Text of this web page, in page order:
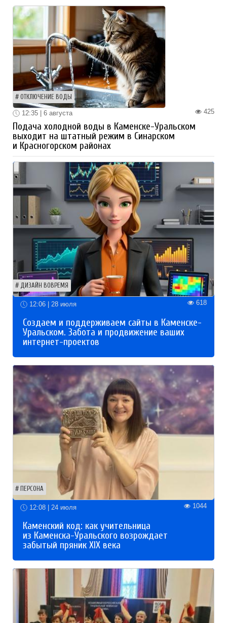
ОТКЛЮЧЕНИЕ ВОДЫ
425
12:35 | 6 августа
Подача холодной воды в Каменске-Уральском
выходит на штатный режим в Синарском
и Красногорском районах
ДИЗАЙН ВОВРЕМЯ
12:06 | 28 июля 618
Создаем и поддерживаем сайты в Каменске-
Уральском. Забота и продвижение ваших
интернет-проектов
ПЕРСОНА
12:08 | 24 июля 1044
Каменский код: как учительница
из Каменска-Уральского возрождает
забытый пряник XIX века